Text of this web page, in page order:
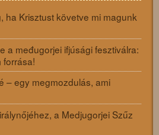
ha Krisztust követve mi magunk
a međugorjei ifjúsági fesztiválra:
forrása!
– egy megmozdulás, ami
a Medjugorjei Szűz